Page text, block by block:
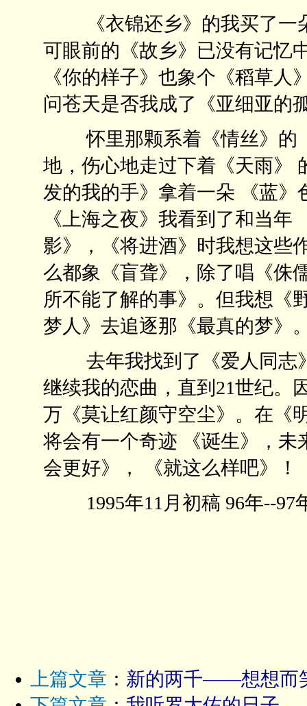
《衣锦还乡》的我买了一
可眼前的《故乡》已没有记忆
《你的样子》也象个《稻草
问苍天是否我成了《亚细亚的
怀里那颗系着《情丝》的
地，伤心地走过下着《天雨》
发的我的手》拿着一朵 《蓝
《上海之夜》我看到了和当
影》，《将进酒》时我想这些
么都象《盲聋》，除了唱《侏
所不能了解的事》。但我想《
梦人》去追逐那《最真的梦》
去年我找到了《爱人同志
继续我的恋曲，直到21世纪。
万《莫让红颜守空尘》。在《
将会有一个奇迹 《诞生》，
会更好》， 《就这么样吧》！
1995年11月初稿 96年--97
上篇文章 ： 新的两千——想想而